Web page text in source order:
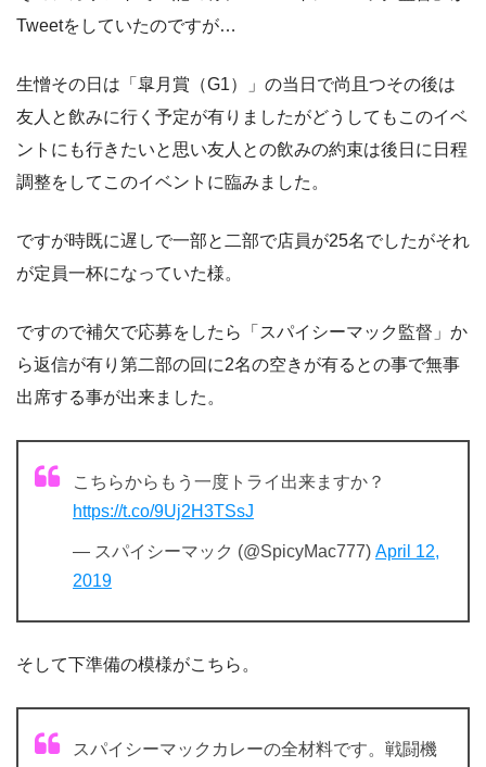
Tweetをしていたのですが…
生憎その日は「皐月賞（G1）」の当日で尚且つその後は
友人と飲みに行く予定が有りましたがどうしてもこのイベ
ントにも行きたいと思い友人との飲みの約束は後日に日程
調整をしてこのイベントに臨みました。
ですが時既に遅しで一部と二部で店員が25名でしたがそれ
が定員一杯になっていた様。
ですので補欠で応募をしたら「スパイシーマック監督」か
ら返信が有り第二部の回に2名の空きが有るとの事で無事
出席する事が出来ました。
こちらからもう一度トライ出来ますか？
https://t.co/9Uj2H3TSsJ
— スパイシーマック (@SpicyMac777) April 12,
2019
そして下準備の模様がこちら。
スパイシーマックカレーの全材料です。戦闘機